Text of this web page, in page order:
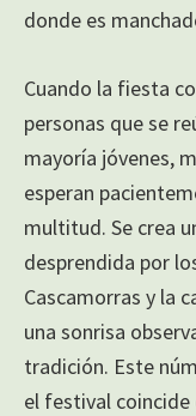
donde es
Cuando la fiesta
personas que se
mayoría jóvenes,
esperan
multitud. Se crea
desprendida por
Cascamorras y la
una sonrisa
tradición. Este
el festival coincide